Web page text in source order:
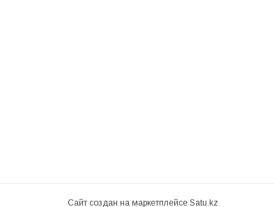
Сайт создан на маркетплейсе Satu.kz